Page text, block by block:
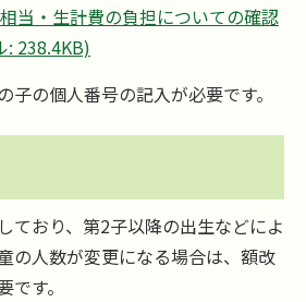
相当・生計費の負担についての確認
: 238.4KB)
子の個人番号の記入が必要です。
ており、第2子以降の出生などによ
の人数が変更になる場合は、額改
す。